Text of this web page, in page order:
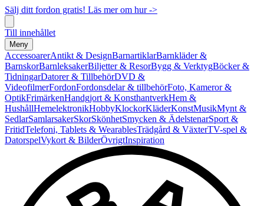
Sälj ditt fordon gratis! Läs mer om hur ->
Till innehållet
Meny
AccessoarerAntikt & DesignBarnartiklarBarnkläder &
BarnskorBarnleksakerBiljetter & ResorBygg & VerktygBöcker &
TidningarDatorer & TillbehörDVD &
VideofilmerFordonFordonsdelar & tillbehörFoto, Kameror &
OptikFrimärkenHandgjort & KonsthantverkHem &
HushållHemelektronikHobbyKlockorKläderKonstMusikMynt &
SedlarSamlarsakerSkorSkönhetSmycken & ÄdelstenarSport &
FritidTelefoni, Tablets & WearablesTrädgård & VäxterTV-spel &
DatorspelVykort & BilderÖvrigtInspiration